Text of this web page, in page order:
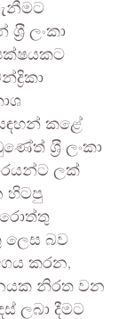
ලංකා
කළේ
ශ‍්‍රී ලංකා
ලක්
හිටපු
ලෙස බව
කරන,
නිරත වන
ලබා දීමට